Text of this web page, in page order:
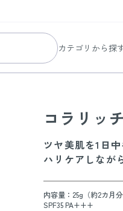
カテゴリから探
ボディ&ヘアケ
美容・健康グ
暮らしの雑貨
すべての商品
コラリッ
ツヤ美肌を1日中
ハリケアしなが
内容量：25g（約2カ月分
SPF35 PA+++